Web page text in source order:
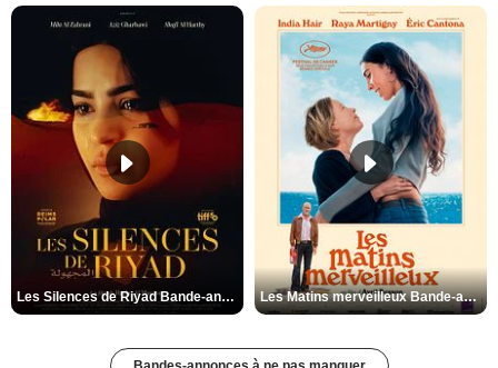
Les Silences de Riyad Bande-annonce VO STFR Les Matins merveilleux Bande-annonce VF